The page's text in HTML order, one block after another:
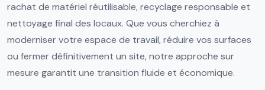
rachat de matériel réutilisable, recyclage responsable et
nettoyage final des locaux. Que vous cherchiez à
moderniser votre espace de travail, réduire vos surfaces
ou fermer définitivement un site, notre approche sur
mesure garantit une transition fluide et économique.